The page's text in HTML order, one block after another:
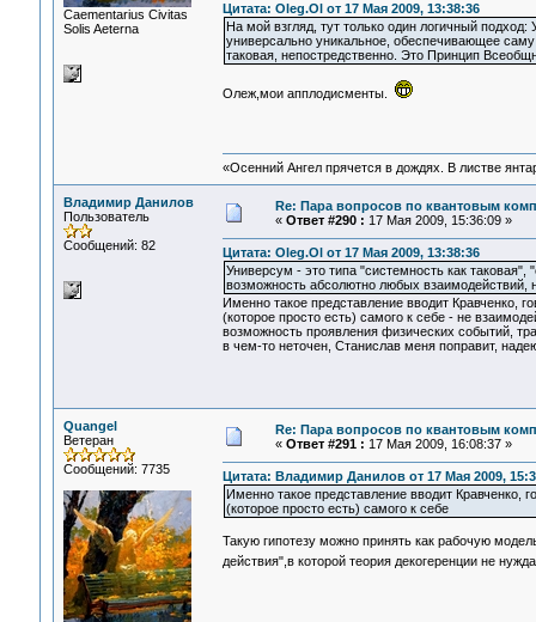
Сaementarius Civitas
Solis Aeterna
Цитата: Oleg.Ol от 17 Мая 2009, 13:38:36
На мой взгляд, тут только один логичный
универсально уникальное, обеспечивающее
таковая, непостредственно. Это Принцип
Олеж,мои апплодисменты.
«Осенний Ангел прячется в дождях. В листве
Владимир Данилов
Пользователь
Сообщений: 82
Re: Пара вопросов по квантовым
« Ответ #290 : 17 Мая 2009, 15:36:09 »
Цитата: Oleg.Ol от 17 Мая 2009, 13:38:36
Универсум - это типа "системность как
возможность абсолютно любых взаимодействий,
Именно такое представление вводит Кравченко,
(которое просто есть) самого к себе - не
возможность проявления физических событий,
в чем-то неточен, Станислав меня поправит,
Quangel
Ветеран
Сообщений: 7735
Re: Пара вопросов по квантовым
« Ответ #291 : 17 Мая 2009, 16:08:37 »
Цитата: Владимир Данилов от 17 Мая 2009,
Именно такое представление вводит Кравченко,
(которое просто есть) самого к себе
Такую гипотезу можно принять как рабочую
действия",в которой теория декогеренции не